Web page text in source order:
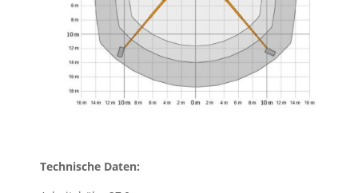
Technische Daten: